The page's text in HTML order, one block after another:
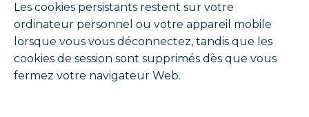
Les cookies persistants restent sur votre
ordinateur personnel ou votre appareil mobile
lorsque vous vous déconnectez, tandis que les
cookies de session sont supprimés dès que vous
fermez votre navigateur Web.